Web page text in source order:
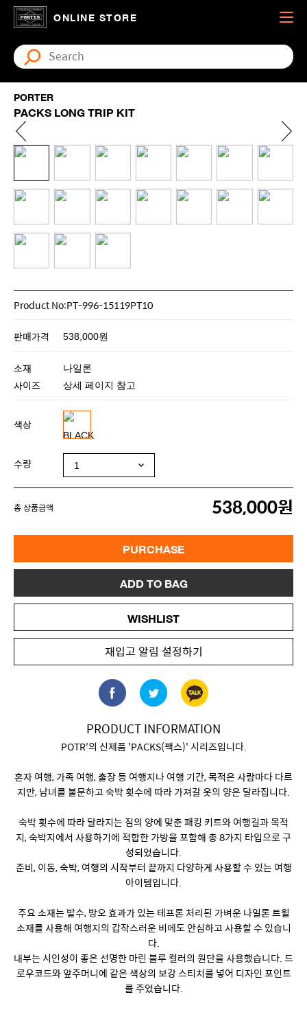
ONLINE STORE
PORTER
PACKS LONG TRIP KIT
Product No:PT-996-15119PT10
판매가격 538,000원
소재 나일론
사이즈 상세 페이지 참고
색상
수량
총 상품금액 538,000원
PURCHASE
ADD TO BAG
WISHLIST
재입고 알림 설정하기
PRODUCT INFORMATION
POTR'의 신제품 'PACKS(팩스)' 시리즈입니다.
혼자 여행, 가족 여행, 출장 등 여행지나 여행 기간, 목적은 사람마다 다르
지만, 남녀를 불문하고 숙박 횟수에 따라 가져갈 옷의 양은 달라집니다.
숙박 횟수에 따라 달라지는 짐의 양에 맞춘 패킹 키트와 여행길과 목적
지, 숙박지에서 사용하기에 적합한 가방을 포함해 총 8가지 타입으로 구
성되었습니다.
준비, 이동, 숙박, 여행의 시작부터 끝까지 다양하게 사용할 수 있는 여행
아이템입니다.
주요 소재는 발수, 방오 효과가 있는 테프론 처리된 가벼운 나일론 트윌
소재를 사용해 여행지의 갑작스러운 비에도 안심하고 사용할 수 있습니
다.
내부는 시인성이 좋은 선명한 마린 블루 컬러의 원단을 사용했습니다. 드
로우코드와 앞주머니에 같은 색상의 보강 스티치를 넣어 디자인 포인트
를 주었습니다.